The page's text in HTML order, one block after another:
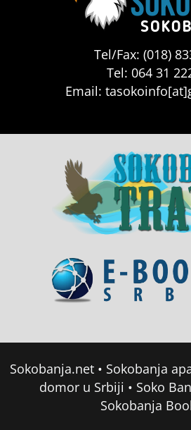
Tel/Fax: (018)
Tel: 064 31
Email:
Sokobanja.net • Sokobanja
domor u Srbiji • Soko
Sokobanja